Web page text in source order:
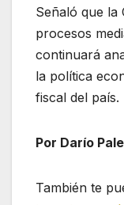
Señaló que la
procesos
continuará
la política
fiscal del país.
Por Darío Pale
También te